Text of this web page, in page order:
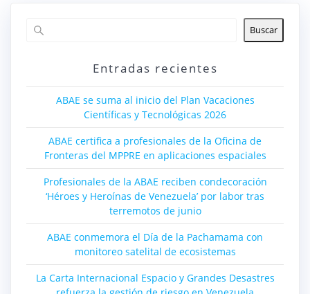
Buscar
Entradas recientes
ABAE se suma al inicio del Plan Vacaciones
Científicas y Tecnológicas 2026
ABAE certifica a profesionales de la Oficina de
Fronteras del MPPRE en aplicaciones espaciales
Profesionales de la ABAE reciben condecoración
‘Héroes y Heroínas de Venezuela’ por labor tras
terremotos de junio
ABAE conmemora el Día de la Pachamama con
monitoreo satelital de ecosistemas
La Carta Internacional Espacio y Grandes Desastres